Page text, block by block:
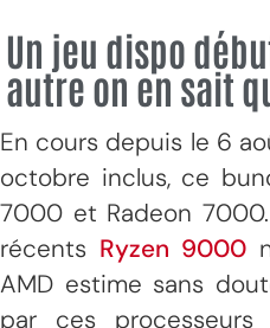
Un jeu dispo
autre on en sait
En cours depuis le 6
octobre inclus, ce
7000 et Radeon
récents Ryzen 9000
AMD estime sans
par ces